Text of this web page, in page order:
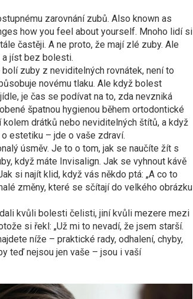
zarovnání zubů. Also known as
how you feel about yourself. Mnoho lidí si
častěji. A ne proto, že mají zlé zuby. Ale
a jíst bez bolesti.
zuby z neviditelných rovnátek, není to
novému tlaku. Ale když bolest
je čas se podívat na to, zda nevzniká
špatnou hygienou během ortodontické
drátků nebo neviditelných štítů, a když
estetiku – jde o vaše zdraví.
úsměv. Je to o tom, jak se naučíte žít s
když máte Invisalign. Jak se vyhnout kávě
si najít klid, když vás někdo ptá: „A co to
změny, které se sčítají do velkého obrázku
kvůli bolesti čelisti, jiní kvůli mezere mezi
si řekl: „Už mi to nevadí, že jsem starší.
níže – praktické rady, odhalení, chyby,
teď nejsou jen vaše – jsou i vaší